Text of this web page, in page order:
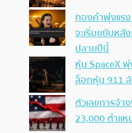
ทองคำพุ่งแร
จะเริ่มขยับหลั
ปลายปีนี้
หุ้น SpaceX
ล็อกหุ้น 911
ตัวเลขการจ้
23,000 ตำแ